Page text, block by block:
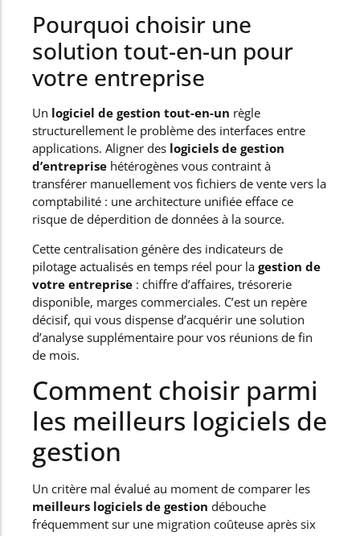
Pourquoi choisir une
solution tout-en-un pour
votre entreprise
Un logiciel de gestion tout-en-un règle
structurellement le problème des interfaces entre
applications. Aligner des logiciels de gestion
d’entreprise hétérogènes vous contraint à
transférer manuellement vos fichiers de vente vers la
comptabilité : une architecture unifiée efface ce
risque de déperdition de données à la source.
Cette centralisation génère des indicateurs de
pilotage actualisés en temps réel pour la gestion de
votre entreprise : chiffre d’affaires, trésorerie
disponible, marges commerciales. C’est un repère
décisif, qui vous dispense d’acquérir une solution
d’analyse supplémentaire pour vos réunions de fin
de mois.
Comment choisir parmi
les meilleurs logiciels de
gestion
Un critère mal évalué au moment de comparer les
meilleurs logiciels de gestion débouche
fréquemment sur une migration coûteuse après six